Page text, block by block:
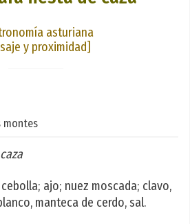
asturiana
y proximidad]
montes
ajo; nuez moscada; clavo,
manteca de cerdo, sal.